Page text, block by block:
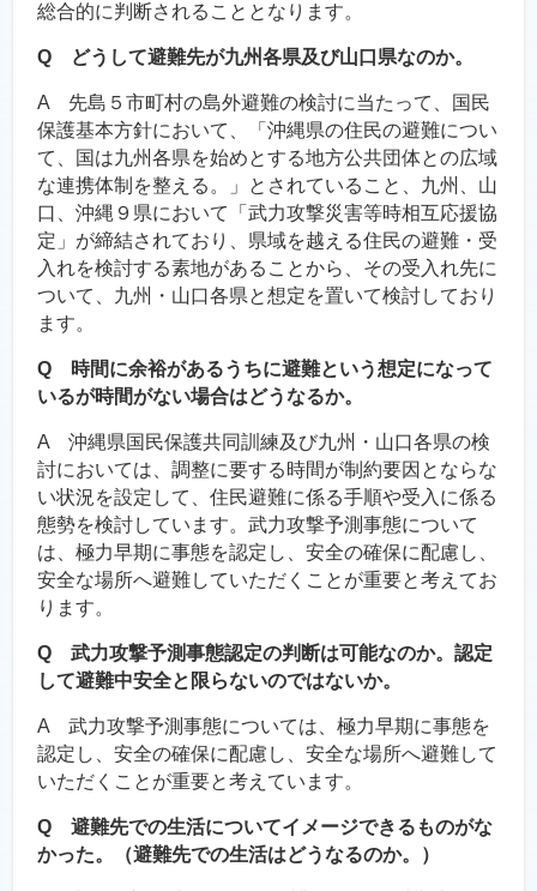
総合的に判断されることとなります。
Q どうして避難先が九州各県及び山口県なのか。
A 先島５市町村の島外避難の検討に当たって、国民
保護基本方針において、「沖縄県の住民の避難につい
て、国は九州各県を始めとする地方公共団体との広域
な連携体制を整える。」とされていること、九州、山
口、沖縄９県において「武力攻撃災害等時相互応援協
定」が締結されており、県域を越える住民の避難・受
入れを検討する素地があることから、その受入れ先に
ついて、九州・山口各県と想定を置いて検討しており
ます。
Q 時間に余裕があるうちに避難という想定になって
いるが時間がない場合はどうなるか。
A 沖縄県国民保護共同訓練及び九州・山口各県の検
討においては、調整に要する時間が制約要因とならな
い状況を設定して、住民避難に係る手順や受入に係る
態勢を検討しています。武力攻撃予測事態について
は、極力早期に事態を認定し、安全の確保に配慮し、
安全な場所へ避難していただくことが重要と考えてお
ります。
Q 武力攻撃予測事態認定の判断は可能なのか。認定
して避難中安全と限らないのではないか。
A 武力攻撃予測事態については、極力早期に事態を
認定し、安全の確保に配慮し、安全な場所へ避難して
いただくことが重要と考えています。
Q 避難先での生活についてイメージできるものがな
かった。（避難先での生活はどうなるのか。）